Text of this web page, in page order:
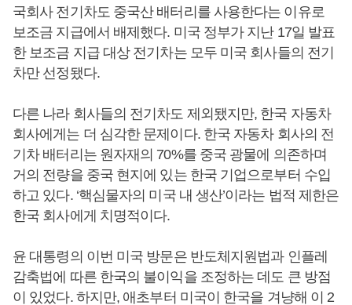
국회사 전기차도 중국산 배터리를 사용한다는 이유로
보조금 지급에서 배제했다. 미국 정부가 지난 17일 발표
한 보조금 지급 대상 전기차는 모두 미국 회사들의 전기
차만 선정됐다.
다른 나라 회사들의 전기차도 제외됐지만, 한국 자동차
회사에게는 더 심각한 문제이다. 한국 자동차 회사의 전
기차 배터리는 원자재의 70%를 중국 광물에 의존하며
거의 전량을 중국 현지에 있는 한국 기업으로부터 수입
하고 있다. ‘핵심물자의 미국 내 생산’이라는 법적 제한은
한국 회사에게 치명적이다.
윤 대통령의 이번 미국 방문은 반도체지원법과 인플레
감축법에 따른 한국의 불이익을 조정하는 데도 큰 방점
이 있었다. 하지만, 애초부터 미국이 한국을 겨냥해 이 2